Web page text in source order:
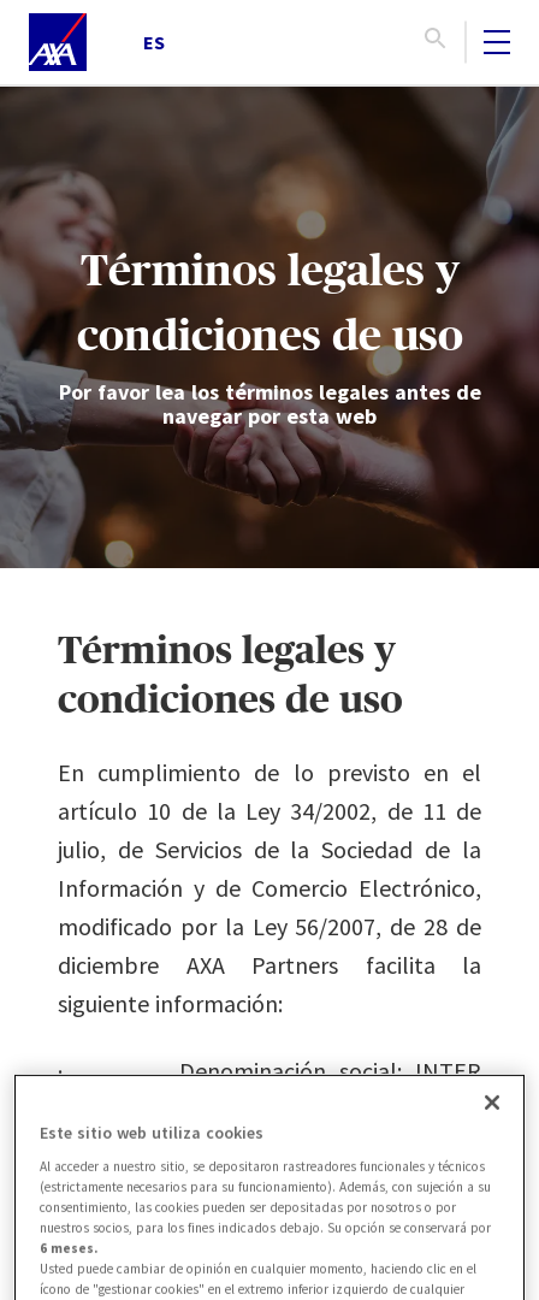
ES
Términos legales y
condiciones de uso
Por favor lea los términos legales antes de
navegar por esta web
Términos legales y
condiciones de uso
En cumplimiento de lo previsto en el
artículo 10 de la Ley 34/2002, de 11 de
julio, de Servicios de la Sociedad de la
Información y de Comercio Electrónico,
modificado por la Ley 56/2007, de 28 de
diciembre AXA Partners facilita la
siguiente información:
· Denominación social: INTER
EN ESPAÑA (en adelante AXA Partners).
· NIF: W0171985E.
· Domicilio social: Edificio Mar de
Este sitio web utiliza cookies
Al acceder a nuestro sitio, se depositaron rastreadores funcionales y técnicos
(estrictamente necesarios para su funcionamiento). Además, con sujeción a su
consentimiento, las cookies pueden ser depositadas por nosotros o por
nuestros socios, para los fines indicados debajo. Su opción se conservará por
6 meses.
Usted puede cambiar de opinión en cualquier momento, haciendo clic en el
ícono de "gestionar cookies" en el extremo inferior izquierdo de cualquier